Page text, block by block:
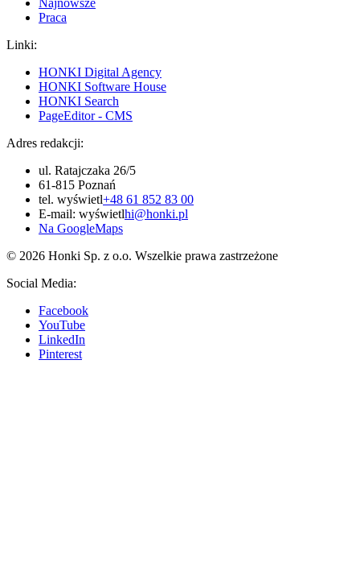
Praca
Linki:
HONKI Digital Agency
HONKI Software House
HONKI Search
PageEditor - CMS
Adres redakcji:
ul. Ratajczaka 26/5
61-815 Poznań
tel. wyświetl+48 61 852 83 00
E-mail: wyświetlhi@honki.pl
Na GoogleMaps
© 2026 Honki Sp. z o.o. Wszelkie prawa zastrzeżone
Social Media:
Facebook
YouTube
LinkedIn
Pinterest